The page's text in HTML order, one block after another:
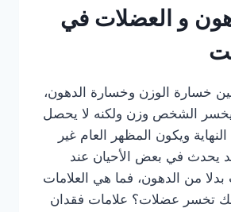
و العضلات في
خسارة الوزن وخسارة الدهون،
الشخص وزن ولكنه لا يحصل
ويكون المظهر العام غير
يحدث في بعض الأحيان عند
من الدهون، فما هي العلامات
تخسر عضلات؟ علامات فقدان